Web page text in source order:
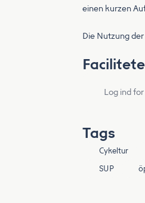
einen kurzen
Die Nutzung
Log ind
Tags
Cykeltur
SUP